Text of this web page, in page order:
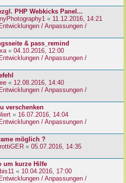
PHP Webkicks Panel...
« 11.12.2016, 14:21
/ Anpassungen /
& pass_remind
« 04.10.2016, 12:00
/ Anpassungen /
« 12.08.2016, 14:40
/ Anpassungen /
verschenken
« 16.07.2016, 14:04
/ Anpassungen /
möglich ?
« 05.07.2016, 14:35
um kurze Hilfe
« 10.04.2016, 17:00
/ Anpassungen /